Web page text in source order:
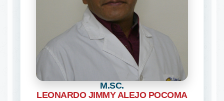
M.SC.
LEONARDO JIMMY ALEJO POCOMA